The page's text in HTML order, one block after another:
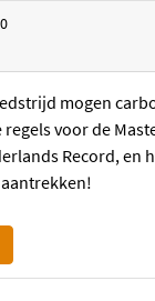
mogen
voor de
Record, en